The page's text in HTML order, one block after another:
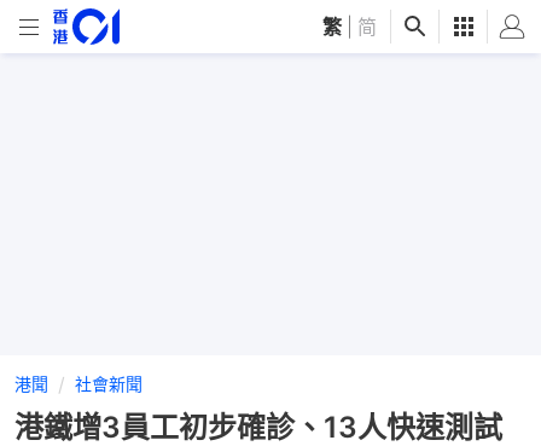
繁 简
港聞 社會新聞
港鐵增3員工初步確診、13人快速測試